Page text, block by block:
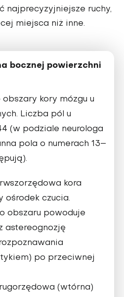
najprecyzyjniejsze ruchy,
miejsca niż inne.
bocznej powierzchni
kory mózgu u
Liczba pól u
(w podziale neurologa
pola o numerach 13–
kora
ośrodek czucia.
obszaru powoduje
astereognozję
po przeciwnej
(wtórna)